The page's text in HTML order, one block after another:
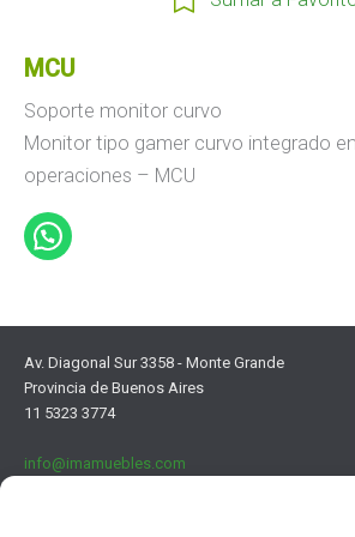
MCU
Soporte monitor curvo
Monitor tipo gamer curvo integrado
operaciones – MCU
Av. Diagonal Sur 3358 - Monte Grande
Provincia de Buenos Aires
11 5323 3774
info@imamuebles.com